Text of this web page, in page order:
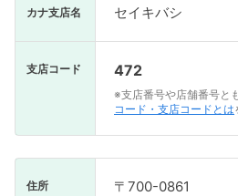
カナ支店名 セイキバシ
支店コード 472
※支店番号や店舗番号と
コード・支店コードとは
住所
〒700-0861